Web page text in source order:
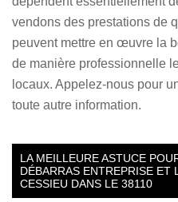
vendons des prestations de
peuvent mettre en œuvre la
de manière professionnelle
locaux. Appelez-nous pour
toute autre information.
LA MEILLEURE ASTUCE
DÉBARRAS ENTREPRISE ET
CESSIEU DANS LE 38110